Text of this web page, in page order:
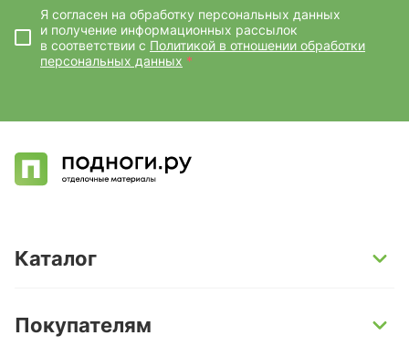
Я согласен на обработку персональных данных
и получение информационных рассылок
в соответствии с Политикой в отношении обработки
персональных данных *
Каталог
Кварц-винил и LVT-плитка
Покупателям